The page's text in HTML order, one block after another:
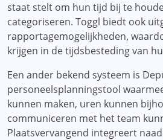
staat stelt om hun tijd bij te
categoriseren. Toggl biedt ook
rapportagemogelijkheden,
krijgen in de tijdsbesteding van
Een ander bekend systeem is
personeelsplanningstool
kunnen maken, uren kunnen
communiceren met het team
Plaatsvervangend integreert